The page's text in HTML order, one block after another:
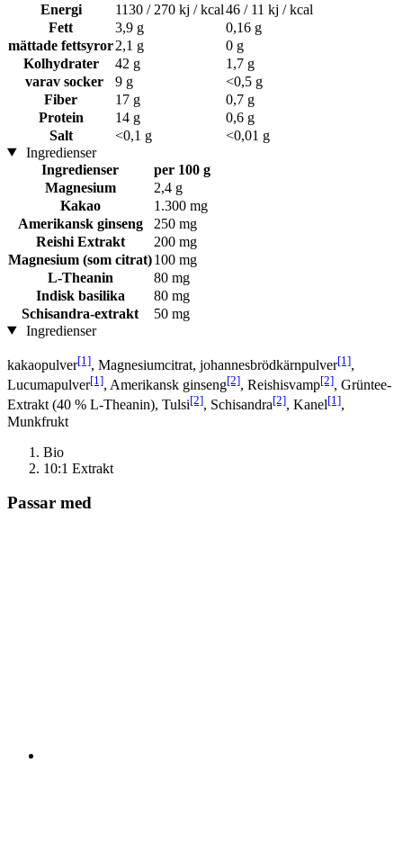
Energi
1130 / 270 kj / kcal46 / 11 kj / kcal
Fett
3,9 g
0,16 g
mättade fettsyror2,1 g
0 g
Kolhydrater
42 g
1,7 g
varav socker
9 g
<0,5 g
Fiber
17 g
0,7 g
Protein
14 g
0,6 g
Salt
<0,1 g
<0,01 g
Ingredienser
Ingredienser
per 100 g
Magnesium
2,4 g
Kakao
1.300 mg
Amerikansk ginseng
250 mg
Reishi Extrakt
200 mg
Magnesium (som citrat)100 mg
L-Theanin
80 mg
Indisk basilika
80 mg
Schisandra-extrakt
50 mg
Ingredienser
kakaopulver[1], Magnesiumcitrat, johannesbrödkärnpulver[1],
Lucumapulver[1], Amerikansk ginseng[2], Reishisvamp[2], Grüntee-
Extrakt (40 % L-Theanin), Tulsi[2], Schisandra[2], Kanel[1],
Munkfrukt
Bio
10:1 Extrakt
Passar med